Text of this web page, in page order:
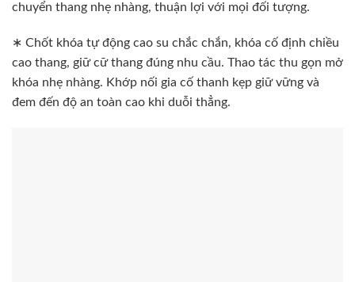
chuyển thang nhẹ nhàng, thuận lợi với mọi đối tượng.
∗ Chốt khóa tự động cao su chắc chắn, khóa cố định chiều
cao thang, giữ cữ thang đúng nhu cầu. Thao tác thu gọn mở
khóa nhẹ nhàng. Khớp nối gia cố thanh kẹp giữ vững và
đem đến độ an toàn cao khi duỗi thẳng.